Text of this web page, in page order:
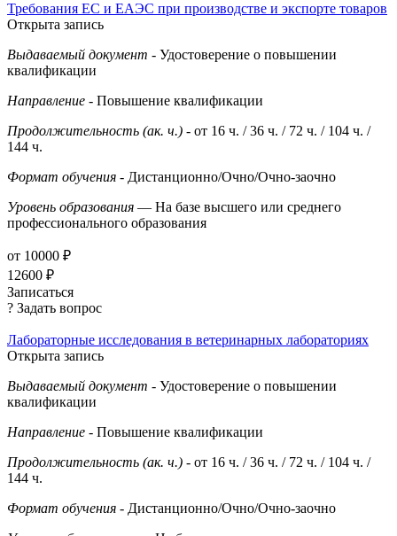
Требования ЕС и ЕАЭС при производстве и экспорте товаров
Открыта запись
Выдаваемый документ - Удостоверение о повышении
квалификации
Направление - Повышение квалификации
Продолжительность (ак. ч.) - от 16 ч. / 36 ч. / 72 ч. / 104 ч. /
144 ч.
Формат обучения - Дистанционно/Очно/Очно-заочно
Уровень образования — На базе высшего или среднего
профессионального образования
от 10000 ₽
12600 ₽
Записаться
? Задать вопрос
Лабораторные исследования в ветеринарных лабораториях
Открыта запись
Выдаваемый документ - Удостоверение о повышении
квалификации
Направление - Повышение квалификации
Продолжительность (ак. ч.) - от 16 ч. / 36 ч. / 72 ч. / 104 ч. /
144 ч.
Формат обучения - Дистанционно/Очно/Очно-заочно